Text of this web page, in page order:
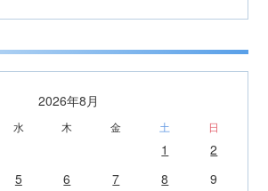
2026年8月
水 木 金 土 日
1
2
5 6 7 8
9